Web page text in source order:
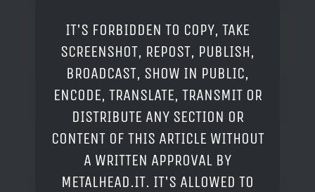
IT'S FORBIDDEN TO COPY, TAKE
SCREENSHOT, REPOST, PUBLISH,
BROADCAST, SHOW IN PUBLIC,
ENCODE, TRANSLATE, TRANSMIT OR
DISTRIBUTE ANY SECTION OR
CONTENT OF THIS ARTICLE WITHOUT
A WRITTEN APPROVAL BY
METALHEAD.IT. IT'S ALLOWED TO